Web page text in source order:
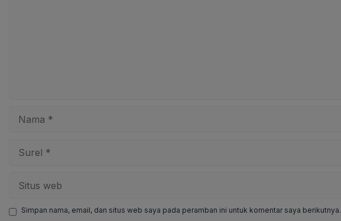
web
Simpan nama, email, dan situs web saya pada peramban ini untuk komentar saya berikutnya.